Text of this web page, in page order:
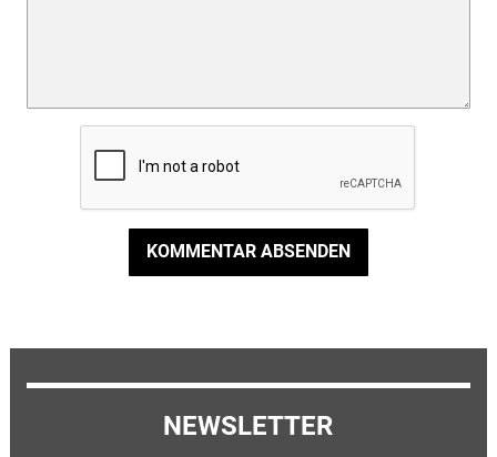
KOMMENTAR ABSENDEN
NEWSLETTER